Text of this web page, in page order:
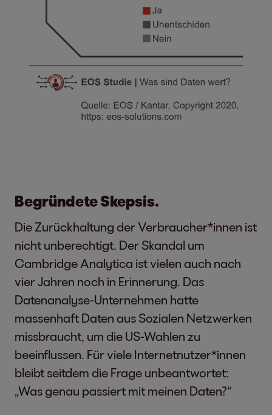
Begründete Skepsis.
Die Zurückhaltung der Verbraucher*innen ist
nicht unberechtigt. Der Skandal um
Cambridge Analytica ist vielen auch nach
vier Jahren noch in Erinnerung. Das
Datenanalyse-Unternehmen hatte
massenhaft Daten aus Sozialen Netzwerken
missbraucht, um die US-Wahlen zu
beeinflussen. Für viele Internetnutzer*innen
bleibt seitdem die Frage unbeantwortet:
„Was genau passiert mit meinen Daten?“